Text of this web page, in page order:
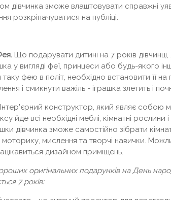
дівчинка зможе влаштовувати справжні
розкріпачуватися на публіці.
Що подарувати дитині на 7 років
у вигляді феї, принцеси або будь-якого
таку фею в політ, необхідно встановити її на
і смикнути важіль - іграшка злетить і
Інтер'єрний конструктор, який являє собою
йде всі необхідні меблі, кімнатні рослини
дівчинка зможе самостійно зібрати
мислення та творчі навички.
дизайном приміщень.
оригінальних подарунків на День
7 років: